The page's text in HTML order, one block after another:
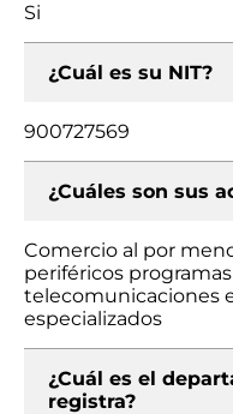
Si
¿Cuál es su NIT?
900727569
¿Cuáles son sus
Comercio al por
periféricos
telecomunicaciones
especializados
¿Cuál es el
registra?